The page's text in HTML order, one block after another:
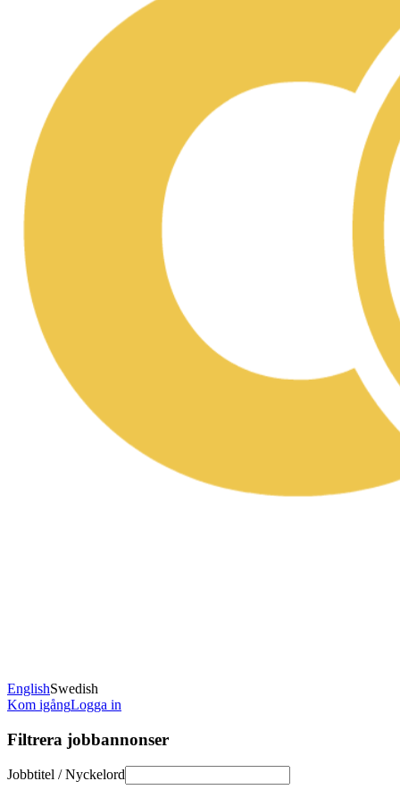
EnglishSwedish
Kom igångLogga in
Filtrera jobbannonser
Jobbtitel / Nyckelord